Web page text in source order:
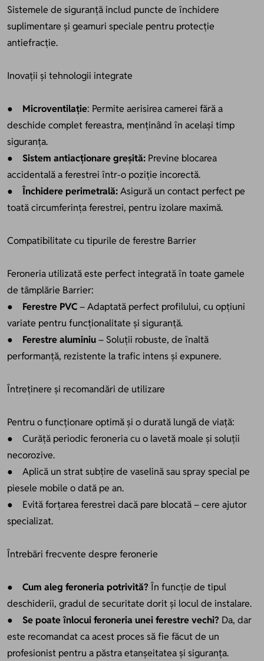
Sistemele de siguranță includ puncte de închidere
suplimentare și geamuri speciale pentru protecție
antiefracție.
Inovații și tehnologii integrate
● Microventilație: Permite aerisirea camerei fără a
deschide complet fereastra, menținând în același timp
siguranța.
● Sistem antiacționare greșită: Previne blocarea
accidentală a ferestrei într-o poziție incorectă.
●
Închidere perimetrală:Asigură un contact perfect pe
toată circumferința ferestrei, pentru izolare maximă.
Compatibilitate cu tipurile de ferestre Barrier
Feroneria utilizată este perfect integrată în toate gamele
de tâmplărie Barrier:
●
Ferestre PVC– Adaptată perfect profilului, cu opțiuni
variate pentru funcționalitate și siguranță.
● Ferestre aluminiu– Soluții robuste, de înaltă
performanță, rezistente la trafic intens și expunere.
Întreținere și recomandări de utilizare
Pentru o funcționare optimă și o durată lungă de viață:
● Curăță periodic feroneria cu o lavetă moale și soluții
necorozive.
● Aplică un strat subțire de vaselină sau spray special pe
piesele mobile o dată pe an.
● Evită forțarea ferestrei dacă pare blocată – cere ajutor
specializat.
Întrebări frecvente despre feronerie
● Cum aleg feroneria potrivită? În funcție de tipul
deschiderii, gradul de securitate dorit și locul de instalare.
●
Se poate înlocui feroneria unei ferestre vechi? Da, dar
este recomandat ca acest proces să fie făcut de un
profesionist pentru a păstra etanșeitatea și siguranța.